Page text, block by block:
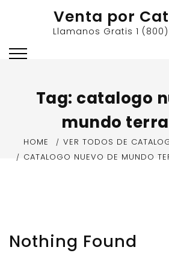
Venta por
Llamanos Gratis 1
Tag: catalogo
mundo terra
HOME
VER TODOS DE
CATALOGO NUEVO DE MUNDO
Nothing Found